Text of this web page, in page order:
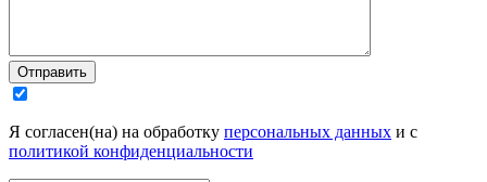
Отправить
Я согласен(на) на обработку персональных данных и с
политикой конфиденциальности